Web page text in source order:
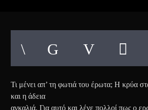
Τι μένει απ’ τη φωτιά του έρωτα; Η κρύα
και η άδεια
αγκαλιά. Για αυτό και λένε πολλοί πως ο